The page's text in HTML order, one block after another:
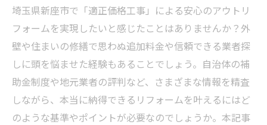
埼玉県新座市で「適正価格工事」による安心のアウトリ
フォームを実現したいと感じたことはありませんか？外
壁や住まいの修繕で思わぬ追加料金や信頼できる業者探
しに頭を悩ませた経験もあることでしょう。自治体の補
助金制度や地元業者の評判など、さまざまな情報を精査
しながら、本当に納得できるリフォームを叶えるにはど
のような基準やポイントが必要なのでしょうか。本記事